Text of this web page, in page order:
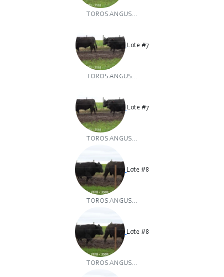
TOROS ANGUS...
Lote #7
TOROS ANGUS...
Lote #7
TOROS ANGUS...
Lote #8
TOROS ANGUS...
Lote #8
TOROS ANGUS...